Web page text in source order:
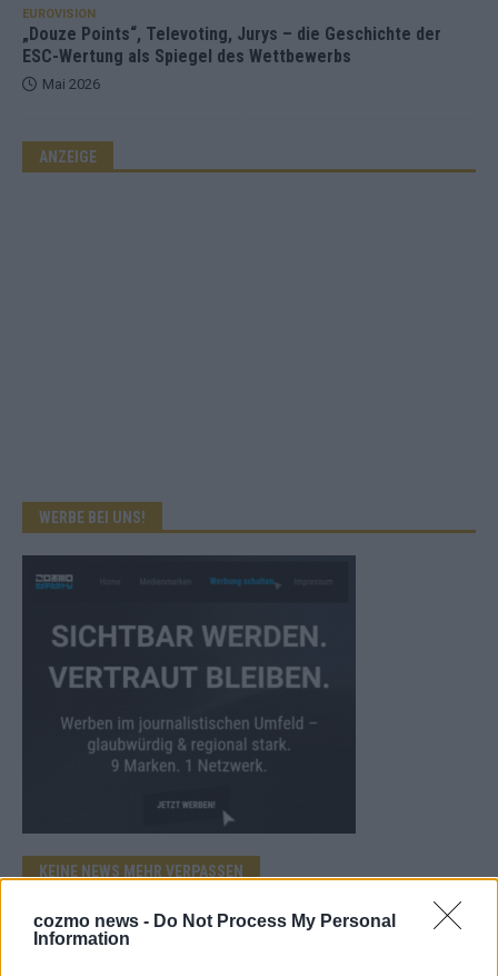
cozmo news - Do Not Process My Personal
Information
EUROVISION
„Douze Points“, Televoting, Jurys – die Geschichte der
ESC-Wertung als Spiegel des Wettbewerbs
Mai 2026
ANZEIGE
WERBE BEI UNS!
KEINE NEWS MEHR VERPASSEN